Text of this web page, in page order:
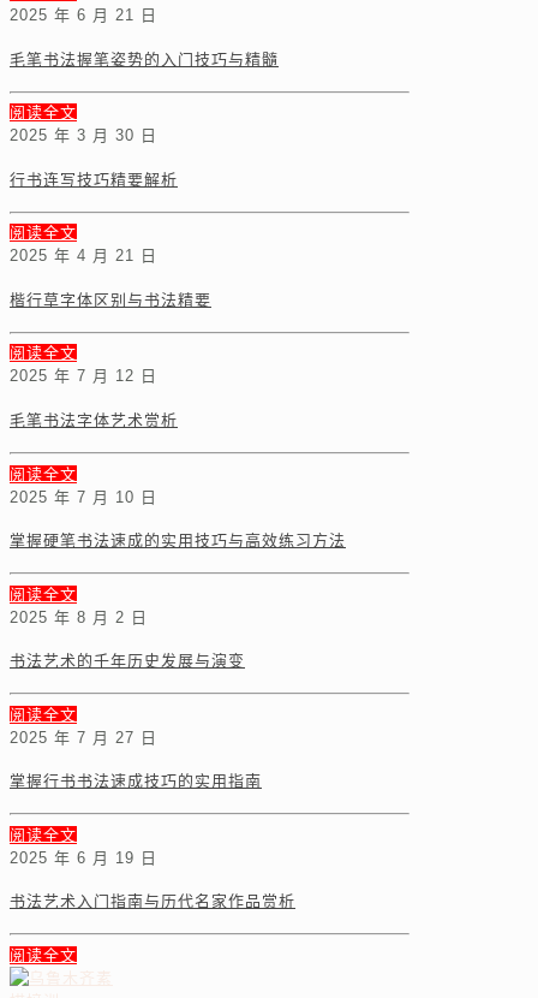
2025 年 6 月 21 日
毛笔书法握笔姿势的入门技巧与精髓
阅读全文
2025 年 3 月 30 日
行书连写技巧精要解析
阅读全文
2025 年 4 月 21 日
楷行草字体区别与书法精要
阅读全文
2025 年 7 月 12 日
毛笔书法字体艺术赏析
阅读全文
2025 年 7 月 10 日
掌握硬笔书法速成的实用技巧与高效练习方法
阅读全文
2025 年 8 月 2 日
书法艺术的千年历史发展与演变
阅读全文
2025 年 7 月 27 日
掌握行书书法速成技巧的实用指南
阅读全文
2025 年 6 月 19 日
书法艺术入门指南与历代名家作品赏析
阅读全文